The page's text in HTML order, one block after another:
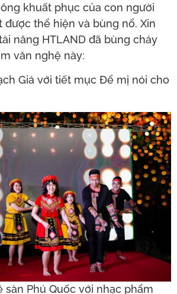
khuất phục của con người
được thể hiện và bùng nổ. Xin
năng HTLAND đã bùng cháy
văn nghệ này:
Giá với tiết mục Để mị nói cho
sàn Phú Quốc với nhạc phẩm